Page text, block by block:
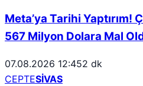
Meta’ya Tarihi Yaptırım!
567 Milyon Dolara Mal
07.08.2026 12:452 dk
CEPTESİVAS